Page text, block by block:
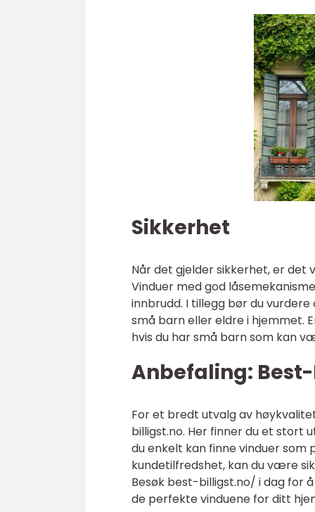
Sikkerhet
Når det gjelder sikkerhet, er det
Vinduer med god
innbrudd. I tillegg bør du
små barn eller eldre i hjemmet.
hvis du har små barn som kan
Anbefaling:
For et bredt utvalg av
billigst.no. Her finner du et stort
du enkelt kan finne vinduer som
kundetilfredshet, kan du være
Besøk best-billigst.no/ i dag for
de perfekte vinduene for ditt